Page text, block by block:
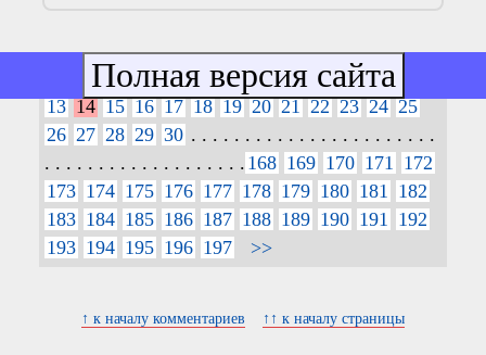
страницы: << 1 2 3 4 5 6 7 8 9 10 11
13 14 15 16 17 18 19 20 21 22 23 24 25
26 27 28 29 30 . . . . . . . . . . . . . . . . . . . . . . .
. . . . . . . . . . . . . . . . . . . 168 169 170 171
172
173 174 175 176 177 178 179 180 181
182
183 184 185 186 187 188 189 190 191
192
193 194 195 196 197 >>
↑ к началу комментариев ↑↑ к началу страницы